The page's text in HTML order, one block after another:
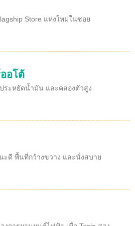
Store แห่งใหม่ในซอย
อโต้
ระหยัดน้ำมัน และคล่องตัวสูง
ะดี พื้นที่กว้างขวาง และนั่งสบาย